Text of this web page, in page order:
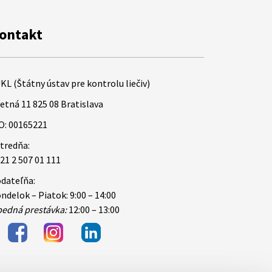
(Štátny ústav pre kontrolu liečiv)
11 825 08 Bratislava
00165221
2 507 01 111
– Piatok: 9:00 – 14:00
prestávka:12:00 – 13:00